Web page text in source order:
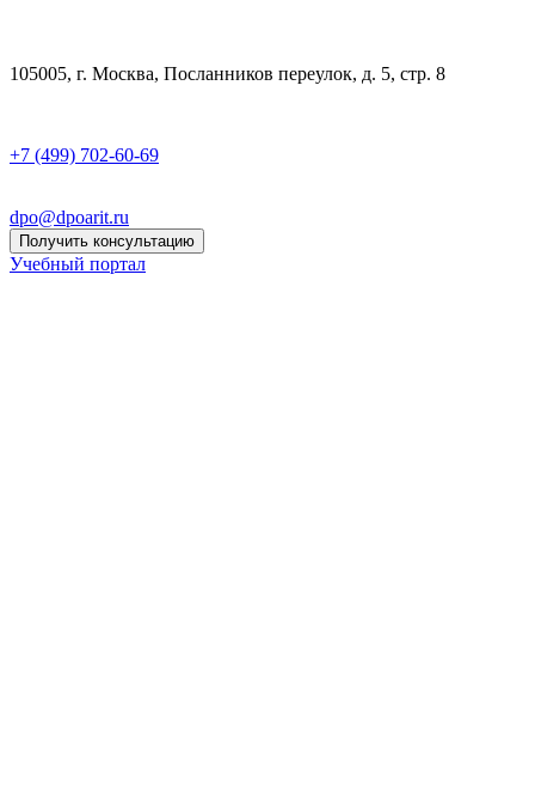
105005, г. Москва, Посланников переулок, д. 5, стр. 8
+7 (499) 702-60-69
dpo@dpoarit.ru
Получить консультацию
Учебный портал